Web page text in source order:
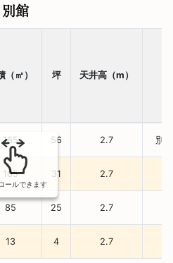
別館
（㎡） 坪 天井高（m）
185 56 2.7 別
105 31 2.7
85 25 2.7
13 4 2.7
ールできます